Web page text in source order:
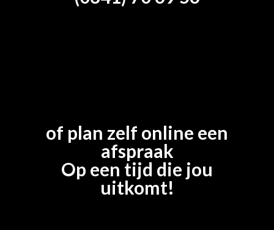
of plan zelf online een
afspraak
Op een tijd die jou
uitkomt!